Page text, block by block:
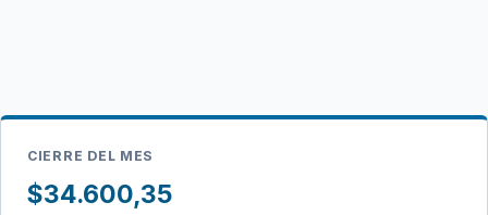
CIERRE DEL MES
$34.600,35